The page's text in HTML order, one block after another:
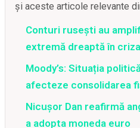
și aceste articole relevante
Conturi rusești au
extremă dreaptă în
Moody’s: Situația
afecteze consolidarea
Nicușor Dan reafirmă
a adopta moneda euro